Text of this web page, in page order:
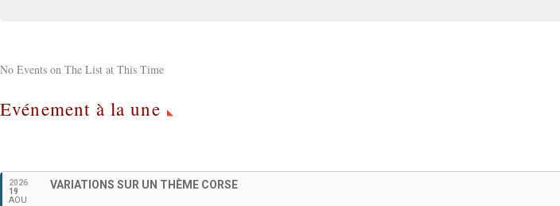
No Events on The List at This Time
Evénement à la une
2026
19
AOU
VARIATIONS SUR UN THÈME CORSE